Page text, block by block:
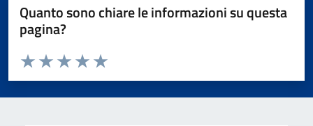
Quanto sono chiare le informazioni su questa
pagina?
Valuta da 1 a 5 stelle la pagina
Valuta 5 stelle su 5
Valuta 4 stelle su 5
Valuta 3 stelle su 5
Valuta 2 stelle su 5
Valuta 1 stelle su 5